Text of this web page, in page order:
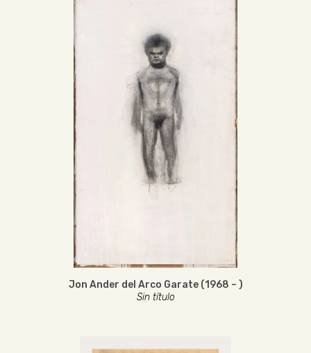
Jon Ander del Arco Garate (1968 – )
Sin título